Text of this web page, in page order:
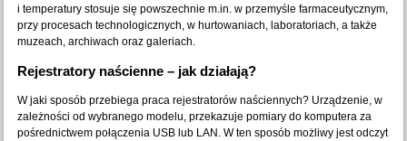
i temperatury stosuje się powszechnie m.in. w przemyśle farmaceutycznym,
przy procesach technologicznych, w hurtowaniach, laboratoriach, a także
muzeach, archiwach oraz galeriach.
Rejestratory naścienne – jak działają?
W jaki sposób przebiega praca rejestratorów naściennych? Urządzenie, w
zależności od wybranego modelu, przekazuje pomiary do komputera za
pośrednictwem połączenia USB lub LAN. W ten sposób możliwy jest odczyt